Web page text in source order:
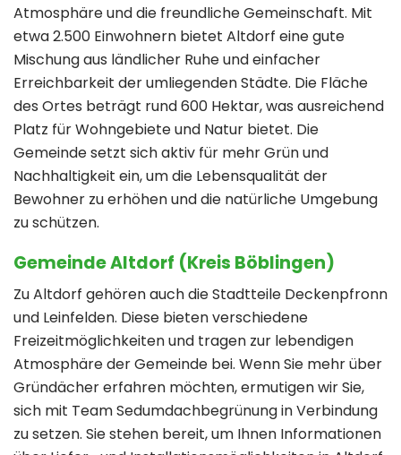
Atmosphäre und die freundliche Gemeinschaft. Mit
etwa 2.500 Einwohnern bietet Altdorf eine gute
Mischung aus ländlicher Ruhe und einfacher
Erreichbarkeit der umliegenden Städte. Die Fläche
des Ortes beträgt rund 600 Hektar, was ausreichend
Platz für Wohngebiete und Natur bietet. Die
Gemeinde setzt sich aktiv für mehr Grün und
Nachhaltigkeit ein, um die Lebensqualität der
Bewohner zu erhöhen und die natürliche Umgebung
zu schützen.
Gemeinde Altdorf (Kreis Böblingen)
Zu Altdorf gehören auch die Stadtteile Deckenpfronn
und Leinfelden. Diese bieten verschiedene
Freizeitmöglichkeiten und tragen zur lebendigen
Atmosphäre der Gemeinde bei. Wenn Sie mehr über
Gründächer erfahren möchten, ermutigen wir Sie,
sich mit Team Sedumdachbegrünung in Verbindung
zu setzen. Sie stehen bereit, um Ihnen Informationen